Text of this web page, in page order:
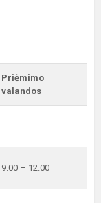
Priėmimo
valandos
9.00 – 12.00